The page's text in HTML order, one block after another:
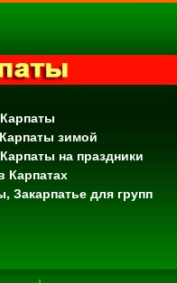
зимой
на праздники
Карпатах
Закарпатье для групп